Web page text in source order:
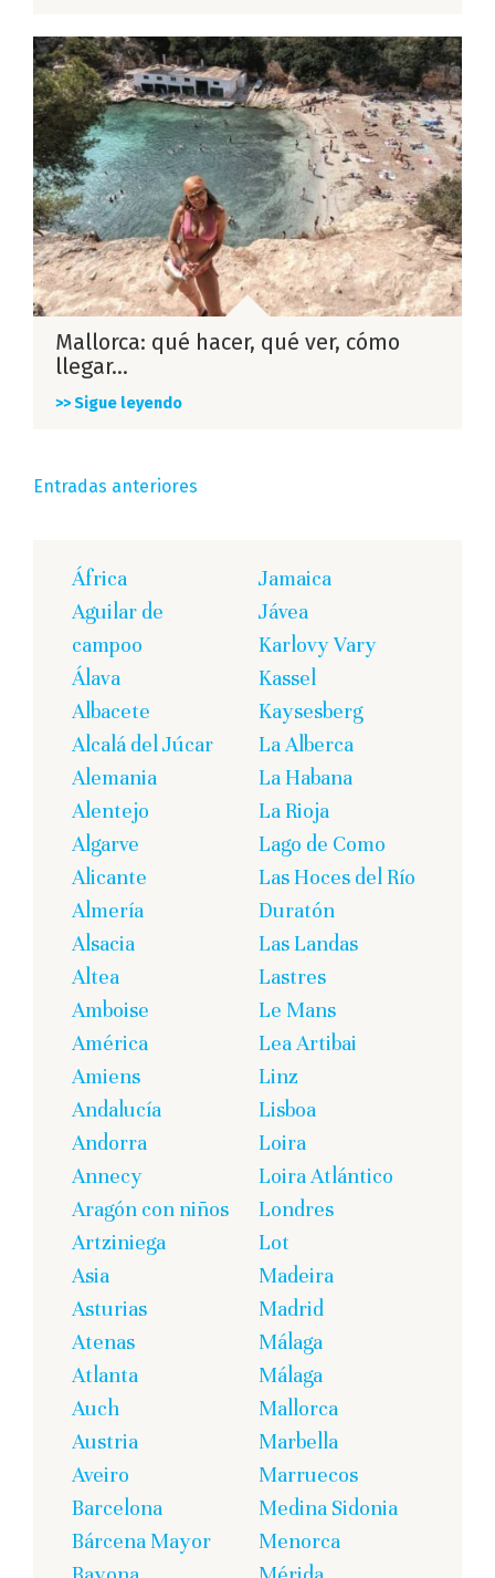
Mallorca: qué hacer, qué ver, cómo
llegar…
>> Sigue leyendo
Navegación
entradas
Entradas anteriores
África
Aguilar de
campoo
Álava
Albacete
Alcalá del Júcar
Alemania
Alentejo
Algarve
Alicante
Almería
Alsacia
Altea
Amboise
América
Amiens
Andalucía
Andorra
Annecy
Aragón con niños
Artziniega
Asia
Asturias
Atenas
Atlanta
Auch
Austria
Aveiro
Barcelona
Bárcena Mayor
Jamaica
Jávea
Karlovy Vary
Kassel
Kaysesberg
La Alberca
La Habana
La Rioja
Lago de Como
Las Hoces del Río
Duratón
Las Landas
Lastres
Le Mans
Lea Artibai
Linz
Lisboa
Loira
Loira Atlántico
Londres
Lot
Madeira
Madrid
Málaga
Málaga
Mallorca
Marbella
Marruecos
Medina Sidonia
Menorca